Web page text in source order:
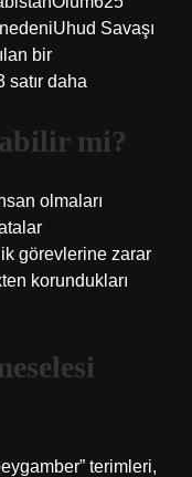
Savaşı
bir
satır daha
mi?
olmaları
görevlerine zarar
korundukları
terimleri,